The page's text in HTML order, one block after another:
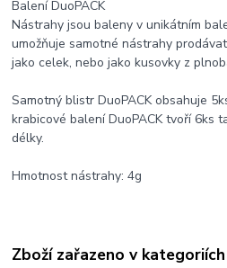
Balení DuoPACK
Nástrahy jsou baleny v unikátním
umožňuje samotné nástrahy
jako celek, nebo jako kusovky z
Samotný blistr DuoPACK obsahuje
krabicové balení DuoPACK tvoří 6ks
délky.
Hmotnost nástrahy: 4g
Zboží zařazeno v kategoriích